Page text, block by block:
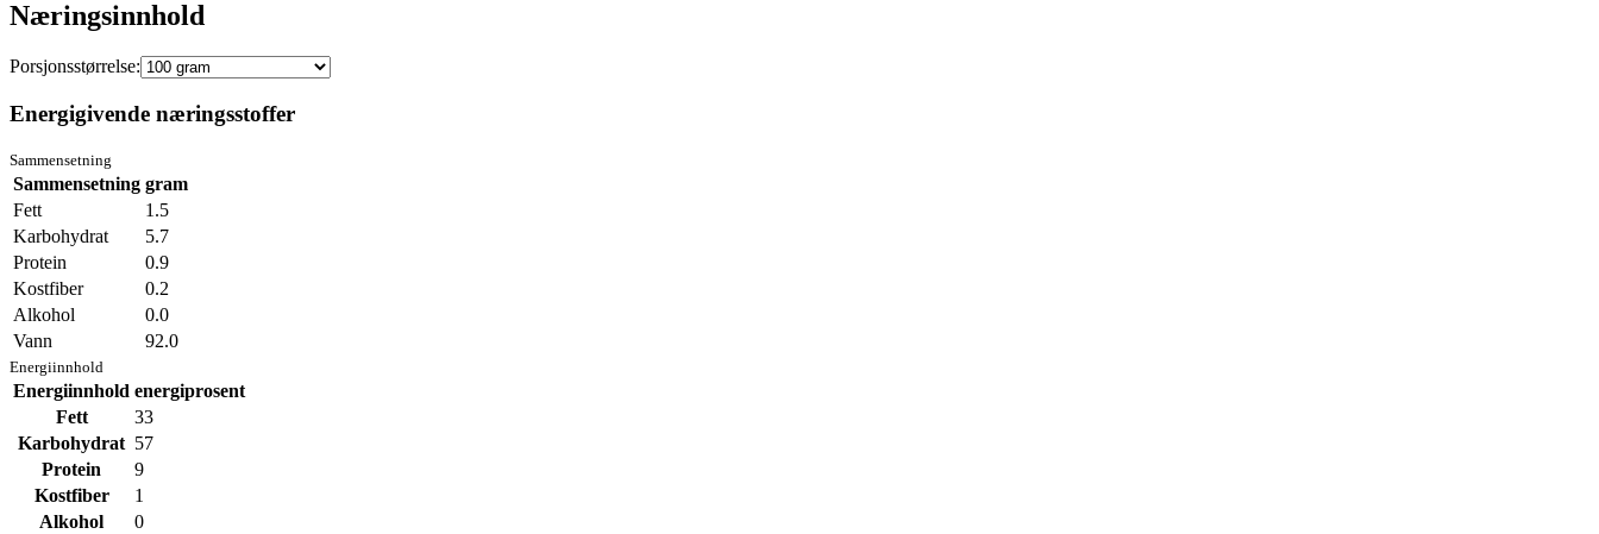
Næringsinnhold
Porsjonsstørrelse:
Energigivende næringsstoffer
Sammensetning
Sammensetning gram
Fett
1.5
Karbohydrat
5.7
Protein
0.9
Kostfiber
0.2
Alkohol
0.0
Vann
92.0
Energiinnhold
Energiinnhold energiprosent
Fett
33
Karbohydrat 57
Protein
9
Kostfiber
1
Alkohol
0